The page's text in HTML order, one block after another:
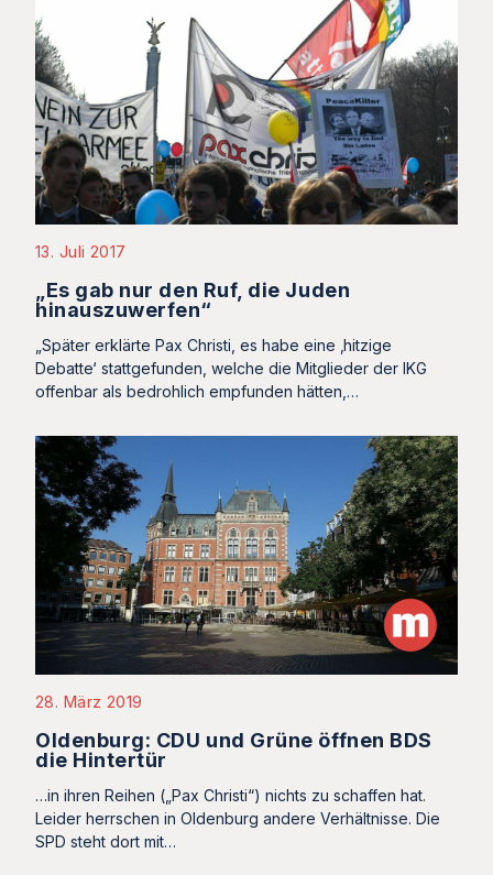
13. Juli 2017
„Es gab nur den Ruf, die Juden
hinauszuwerfen“
„Später erklärte Pax Christi, es habe eine ‚hitzige
Debatte‘ stattgefunden, welche die Mitglieder der IKG
offenbar als bedrohlich empfunden hätten,…
28. März 2019
Oldenburg: CDU und Grüne öffnen BDS
die Hintertür
…in ihren Reihen („Pax Christi“) nichts zu schaffen hat.
Leider herrschen in Oldenburg andere Verhältnisse. Die
SPD steht dort mit…